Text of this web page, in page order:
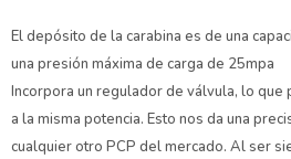
El depósito de la carabina es de una
una presión máxima de carga de 25mpa
Incorpora un regulador de válvula, lo que
a la misma potencia. Esto nos da una
cualquier otro PCP del mercado. Al ser